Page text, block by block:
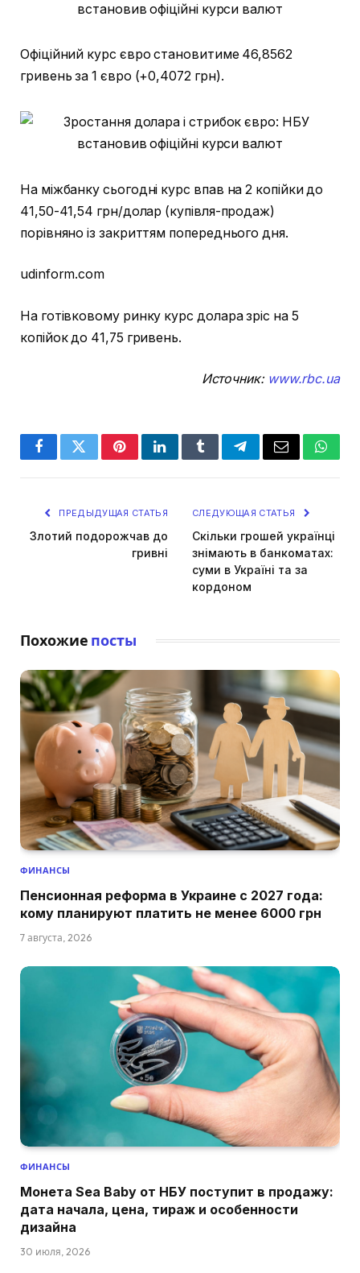
Офіційний курс євро становитиме 46,8562
гривень за 1 євро (+0,4072 грн).
На міжбанку сьогодні курс впав на 2 копійки до
41,50-41,54 грн/долар (купівля-продаж)
порівняно із закриттям попереднього дня.
udinform.com
На готівковому ринку курс долара зріс на 5
копійок до 41,75 гривень.
Источник: www.rbc.ua
FacebookTwitterPinterestLinkedInTumblrTelegramEmail
ПРЕДЫДУЩАЯ СТАТЬЯ
Злотий подорожчав до
гривні
СЛЕДУЮЩАЯ СТАТЬЯ
Скільки грошей українці
знімають в банкоматах:
суми в Україні та за
кордоном
Похожие посты
ФИНАНСЫ
Пенсионная реформа в Украине с 2027 года:
кому планируют платить не менее 6000 грн
7 августа, 2026
ФИНАНСЫ
Монета Sea Baby от НБУ поступит в продажу:
дата начала, цена, тираж и особенности
дизайна
30 июля, 2026